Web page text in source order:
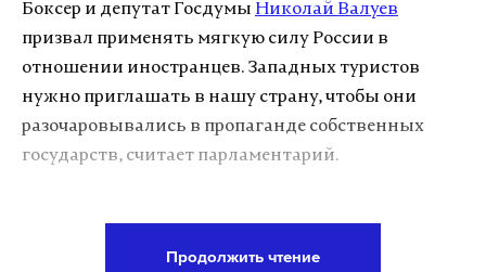
патриотической повестки. «Ребенок», «молодежь»,
«школа», «конкурс», «проект», «лагерь»,
«программа» и «форум» — эти слова отражают
активное участие юного поколения в различных
образовательных и культурных инициативах.
Конкурсы, форумы, тематические лагеря и
формированию у молодежи осознания
исторической памяти, патриотических ценностей
Боксер и депутат Госдумы Николай Валуев
призвал применять мягкую силу России в
отношении иностранцев. Западных туристов
нужно приглашать в нашу страну, чтобы они
разочаровывались в пропаганде собственных
государств, считает парламентарий.
Продолжить чтение